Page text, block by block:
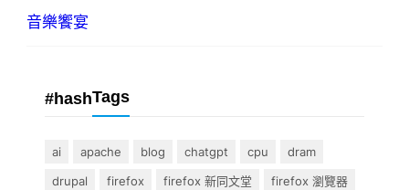
音樂饗宴
#hashTags
ai apache blog chatgpt cpu
dram
drupal
firefox firefox 新同文堂
firefox 瀏覽器